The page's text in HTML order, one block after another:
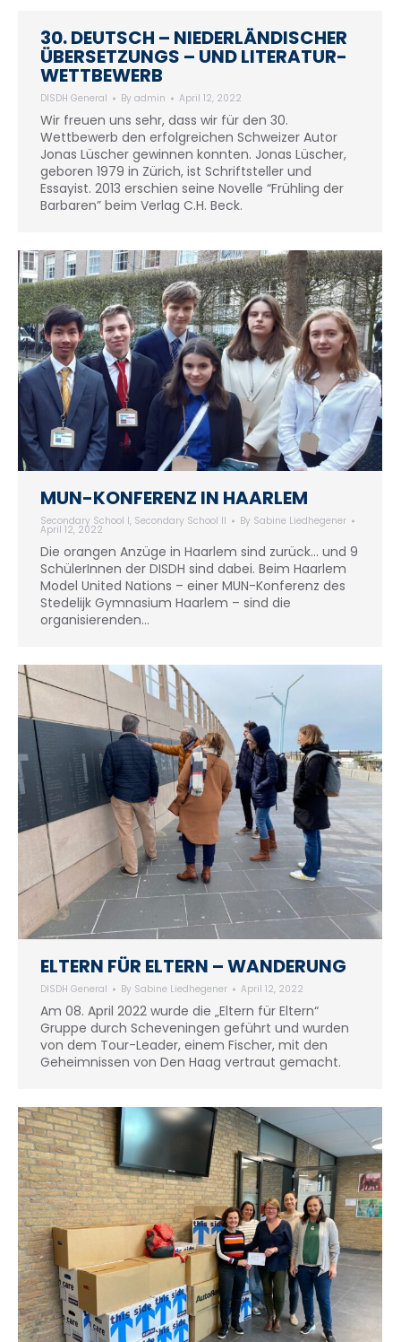
30. DEUTSCH – NIEDERLÄNDISCHER
ÜBERSETZUNGS – UND LITERATUR-
WETTBEWERB
DISDH General By admin April 12, 2022
Wir freuen uns sehr, dass wir für den 30.
Wettbewerb den erfolgreichen Schweizer Autor
Jonas Lüscher gewinnen konnten. Jonas Lüscher,
geboren 1979 in Zürich, ist Schriftsteller und
Essayist. 2013 erschien seine Novelle “Frühling der
Barbaren” beim Verlag C.H. Beck.
MUN-KONFERENZ IN HAARLEM
Secondary School I, Secondary School II By Sabine Liedhegener
April 12, 2022
Die orangen Anzüge in Haarlem sind zurück… und 9
SchülerInnen der DISDH sind dabei. Beim Haarlem
Model United Nations – einer MUN-Konferenz des
Stedelijk Gymnasium Haarlem – sind die
organisierenden…
ELTERN FÜR ELTERN – WANDERUNG
DISDH General By Sabine Liedhegener April 12, 2022
Am 08. April 2022 wurde die „Eltern für Eltern“
Gruppe durch Scheveningen geführt und wurden
von dem Tour-Leader, einem Fischer, mit den
Geheimnissen von Den Haag vertraut gemacht.